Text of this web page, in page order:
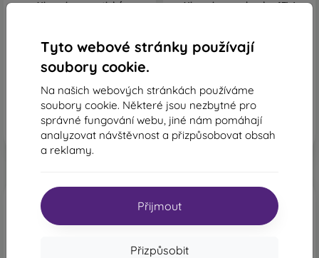
Tyto webové stránky používají
soubory cookie.
Na našich webových stránkách používáme
soubory cookie. Některé jsou nezbytné pro
správné fungování webu, jiné nám pomáhají
analyzovat návštěvnost a přizpůsobovat obsah
a reklamy.
Přijmout
Přizpůsobit
Xiaomi magnetická
889 Kč
Skladem > 5 ks
Xiaomi powerbanka 67W
889 Kč